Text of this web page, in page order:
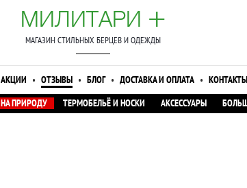
МИЛИТАРИ +
МАГАЗИН СТИЛЬНЫХ БЕРЦЕВ И ОДЕЖДЫ
АКЦИИ • ОТЗЫВЫ • БЛОГ • ДОСТАВКА И ОПЛАТА • КОНТАКТЫ
НА ПРИРОДУ ТЕРМОБЕЛЬЁ И НОСКИ АКСЕССУАРЫ